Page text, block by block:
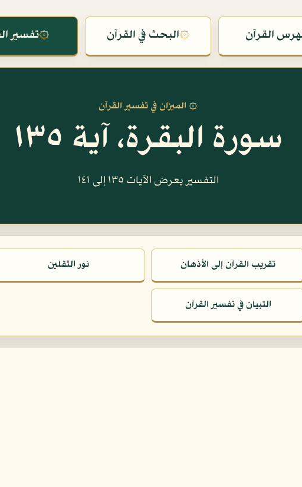
القرآن ۞البحث في القرآن ۞تفسير
۞ الميزان في تفسير القرآن
سورة البقرة، آية ١٣٥
التفسير يعرض الآيات ١٣٥ إلى ١٤١
تقريب القرآن إلى الأذهان نور الثقلين
التبيان في تفسير القرآن